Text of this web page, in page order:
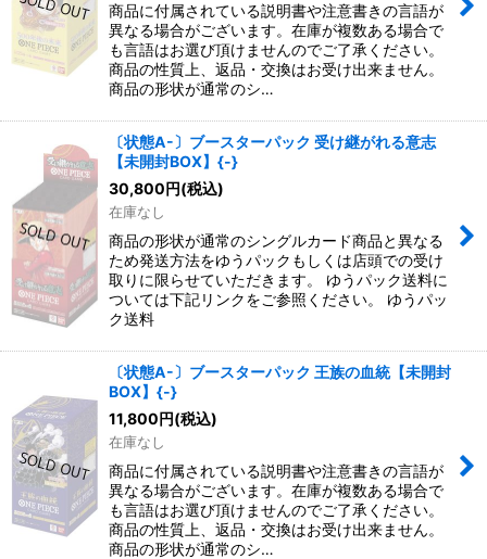
商品に付属されている説明書や注意書きの言語が
異なる場合がございます。在庫が複数ある場合で
も言語はお選び頂けませんのでご了承ください。
商品の性質上、返品・交換はお受け出来ません。
商品の形状が通常のシ…
〔状態A-〕ブースターパック 受け継がれる意志
【未開封BOX】{-}
30,800円(税込)
在庫なし
商品の形状が通常のシングルカード商品と異なる
ため発送方法をゆうパックもしくは店頭での受け
取りに限らせていただきます。 ゆうパック送料に
ついては下記リンクをご参照ください。 ゆうパッ
ク送料
〔状態A-〕ブースターパック 王族の血統【未開封
BOX】{-}
11,800円(税込)
在庫なし
商品に付属されている説明書や注意書きの言語が
異なる場合がございます。在庫が複数ある場合で
も言語はお選び頂けませんのでご了承ください。
商品の性質上、返品・交換はお受け出来ません。
商品の形状が通常のシ…